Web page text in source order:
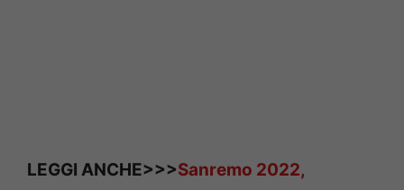
LEGGI ANCHE>>>Sanremo 2022,